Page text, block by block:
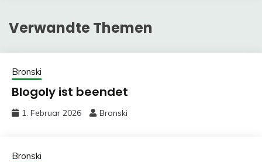
Verwandte Themen
Bronski
Blogoly ist beendet
1. Februar 2026 Bronski
Bronski